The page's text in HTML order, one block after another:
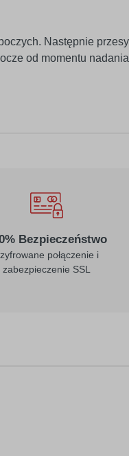
Następnie
od momentu
Bezpieczeństwo
połączenie i
zabezpieczenie SSL